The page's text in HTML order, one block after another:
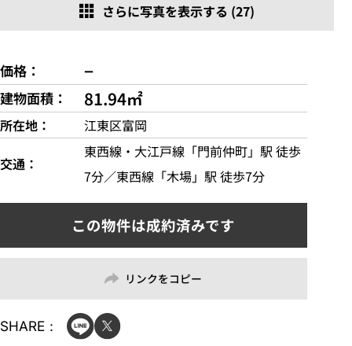
さらに写真を表示する (27)
価格 −
建物面積 81.94㎡
所在地 江東区富岡
交通
東西線・大江戸線「門前仲町」駅 徒歩
7分／東西線「木場」駅 徒歩7分
リンクをコピー
SHARE：